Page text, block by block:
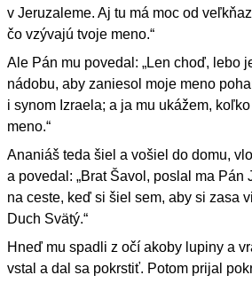
v Jeruzaleme. Aj tu má moc od
čo vzývajú tvoje meno.“
Ale Pán mu povedal: „Len choď, lebo
nádobu, aby zaniesol moje meno
i synom Izraela; a ja mu ukážem,
meno.“
Ananiáš teda šiel a vošiel do domu,
a povedal: „Brat Šavol, poslal ma Pán
na ceste, keď si šiel sem, aby si zasa
Duch Svätý.“
Hneď mu spadli z očí akoby lupiny a
vstal a dal sa pokrstiť. Potom prijal